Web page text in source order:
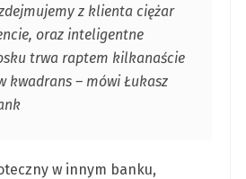
z klienta ciężar
oraz inteligentne
trwa raptem kilkanaście
kwadrans – mówi Łukasz
w innym banku,